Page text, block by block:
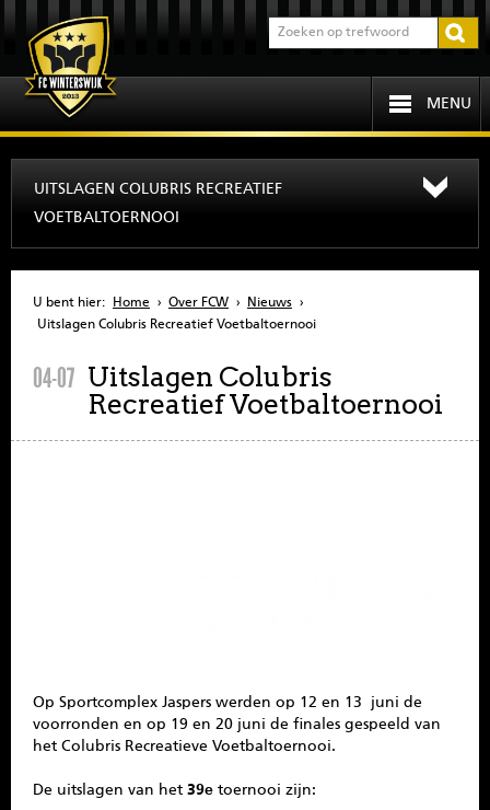
MENU
UITSLAGEN COLUBRIS RECREATIEF
VOETBALTOERNOOI
U bent hier: Home › Over FCW › Nieuws ›
Uitslagen Colubris Recreatief Voetbaltoernooi
04-07 Uitslagen Colubris
Recreatief Voetbaltoernooi
Op Sportcomplex Jaspers werden op 12 en 13 juni de
voorronden en op 19 en 20 juni de finales gespeeld van
het Colubris Recreatieve Voetbaltoernooi.
De uitslagen van het 39e toernooi zijn: